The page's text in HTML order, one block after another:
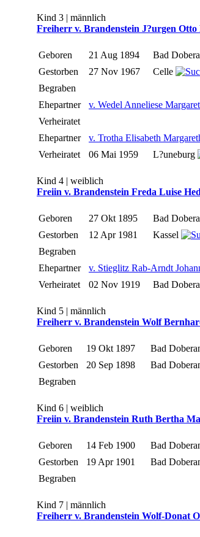
Kind 3 | männlich
Freiherr v. Brandenstein J?urgen
Geboren 21 Aug 1894
Bad
Gestorben
27 Nov 1967
Celle
Begraben
Ehepartner
v. Wedel Anneliese
Verheiratet
Ehepartner
v. Trotha Elisabeth
Verheiratet
06 Mai 1959 L?uneburg
Kind 4 | weiblich
Freiin v. Brandenstein Freda Luise
Geboren 27 Okt 1895
Bad
Gestorben
12 Apr 1981
Kassel
Begraben
Ehepartner
v. Stieglitz Rab-Arndt
Verheiratet
02 Nov 1919 Bad
Kind 5 | männlich
Freiherr v. Brandenstein Wolf
Geboren 19 Okt 1897
Bad
Gestorben
20 Sep 1898
Bad
Begraben
Kind 6 | weiblich
Freiin v. Brandenstein Ruth Bertha
Geboren 14 Feb 1900
Bad
Gestorben
19 Apr 1901
Bad
Begraben
Kind 7 | männlich
Freiherr v. Brandenstein Wolf-Donat